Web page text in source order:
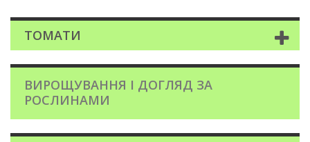
ТОМАТИ
ВИРОЩУВАННЯ І ДОГЛЯД ЗА
РОСЛИНАМИ